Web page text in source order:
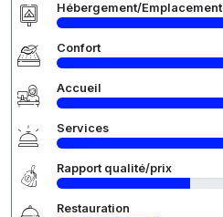
Hébergement/Emplacement
Confort
Accueil
Services
Rapport qualité/prix
Restauration